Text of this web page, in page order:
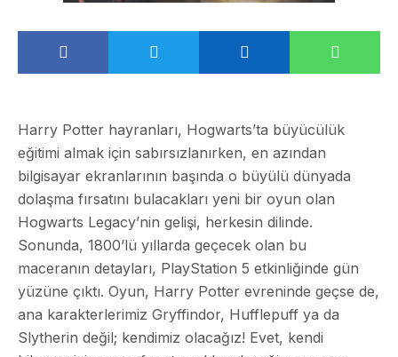
Harry Potter hayranları, Hogwarts’ta büyücülük
eğitimi almak için sabırsızlanırken, en azından
bilgisayar ekranlarının başında o büyülü dünyada
dolaşma fırsatını bulacakları yeni bir oyun olan
Hogwarts Legacy’nin gelişi, herkesin dilinde.
Sonunda, 1800’lü yıllarda geçecek olan bu
maceranın detayları, PlayStation 5 etkinliğinde gün
yüzüne çıktı. Oyun, Harry Potter evreninde geçse de,
ana karakterlerimiz Gryffindor, Hufflepuff ya da
Slytherin değil; kendimiz olacağız! Evet, kendi